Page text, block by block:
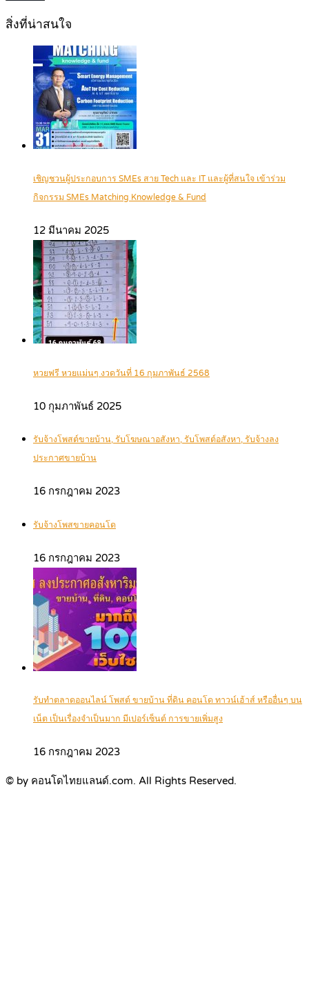
สิ่งที่น่าสนใจ
เชิญชวนผู้ประกอบการ SMEs สาย Tech และ IT และผู้ที่สนใจ เข้าร่วม
กิจกรรม SMEs Matching Knowledge & Fund
12 มีนาคม 2025
หวยฟรี หวยแม่นๆ งวดวันที่ 16 กุมภาพันธ์ 2568
10 กุมภาพันธ์ 2025
รับจ้างโพสต์ขายบ้าน, รับโฆษณาอสังหา, รับโพสต์อสังหา, รับจ้างลง
ประกาศขายบ้าน
16 กรกฎาคม 2023
รับจ้างโพสขายคอนโด
16 กรกฎาคม 2023
รับทำตลาดออนไลน์ โพสต์ ขายบ้าน ที่ดิน คอนโด ทาวน์เฮ้าส์ หรืออื่นๆ บน
เน็ต เป็นเรื่องจำเป็นมาก มีเปอร์เซ็นต์ การขายเพิ่มสูง
16 กรกฎาคม 2023
© by คอนโดไทยแลนด์.com. All Rights Reserved.